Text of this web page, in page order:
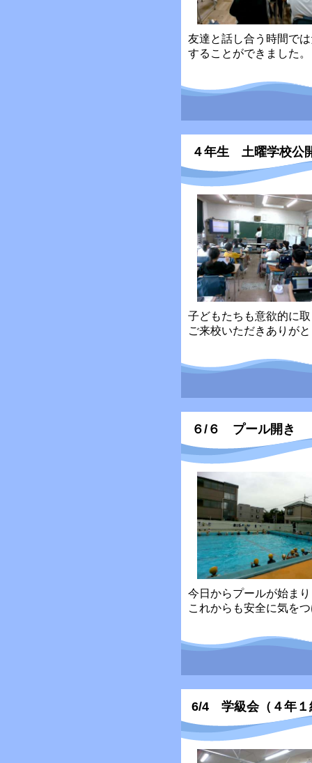
友達と話し合う時間で
することができました。
４年生 土曜学校公
子どもたちも意欲的に
ご来校いただきありが
６/６ プール開き
今日からプールが始ま
これからも安全に気を
6/4 学級会（４年１